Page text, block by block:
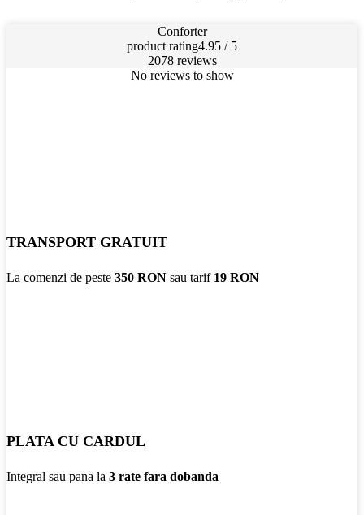
Conforter
product rating4.95 / 5
2078 reviews
No reviews to show
TRANSPORT GRATUIT
La comenzi de peste 350 RON sau tarif 19 RON
PLATA CU CARDUL
Integral sau pana la 3 rate fara dobanda